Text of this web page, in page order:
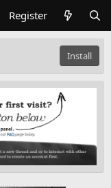
Register
Install